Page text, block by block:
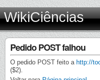
WikiCiências
Pedido POST falhou
O pedido POST feito a http://
($2).